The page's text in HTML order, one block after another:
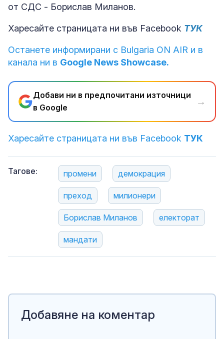
от СДС - Борислав Миланов.
Харесайте страницата ни във Facebook ТУК
Останете информирани с Bulgaria ON AIR и в
канала ни в Google News Showcase.
Добави ни в предпочитани източници
в Google
→
Харесайте страницата ни във Facebook ТУК
Тагове: промени демокрация
преход милионери
Борислав Миланов електорат
мандати
Добавяне на коментар